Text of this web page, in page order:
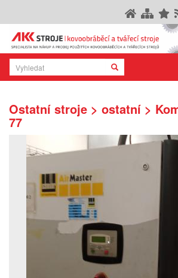
Ostatní stroje > ostatní >
77